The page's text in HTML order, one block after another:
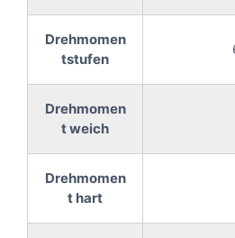
Drehmomen
tstufen
Drehmomen
t weich
Drehmomen
t hart